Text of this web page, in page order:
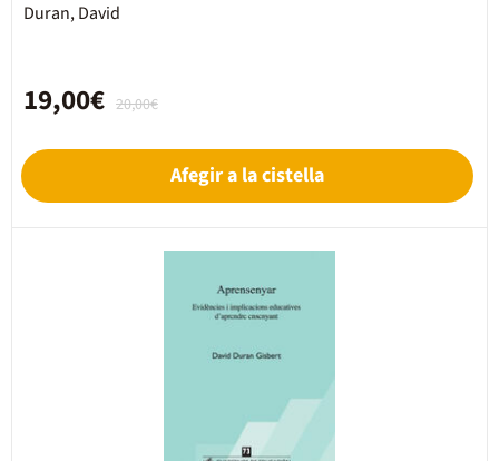
Duran, David
20,00€
19,00€
Afegir a la cistella